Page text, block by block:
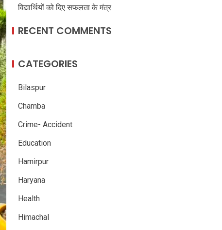
विद्यार्थियों को दिए सफलता के मंत्र
RECENT COMMENTS
CATEGORIES
Bilaspur
Chamba
Crime- Accident
Education
Hamirpur
Haryana
Health
Himachal